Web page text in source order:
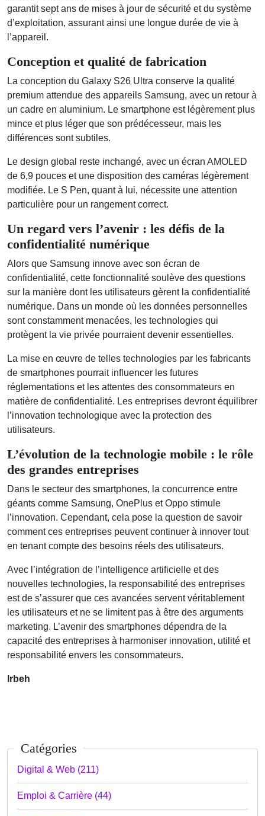
garantit sept ans de mises à jour de sécurité et du système
d’exploitation, assurant ainsi une longue durée de vie à
l’appareil.
Conception et qualité de fabrication
La conception du Galaxy S26 Ultra conserve la qualité
premium attendue des appareils Samsung, avec un retour à
un cadre en aluminium. Le smartphone est légèrement plus
mince et plus léger que son prédécesseur, mais les
différences sont subtiles.
Le design global reste inchangé, avec un écran AMOLED
de 6,9 pouces et une disposition des caméras légèrement
modifiée. Le S Pen, quant à lui, nécessite une attention
particulière pour un rangement correct.
Un regard vers l’avenir : les défis de la
confidentialité numérique
Alors que Samsung innove avec son écran de
confidentialité, cette fonctionnalité soulève des questions
sur la manière dont les utilisateurs gèrent la confidentialité
numérique. Dans un monde où les données personnelles
sont constamment menacées, les technologies qui
protègent la vie privée pourraient devenir essentielles.
La mise en œuvre de telles technologies par les fabricants
de smartphones pourrait influencer les futures
réglementations et les attentes des consommateurs en
matière de confidentialité. Les entreprises devront équilibrer
l’innovation technologique avec la protection des
utilisateurs.
L’évolution de la technologie mobile : le rôle
des grandes entreprises
Dans le secteur des smartphones, la concurrence entre
géants comme Samsung, OnePlus et Oppo stimule
l’innovation. Cependant, cela pose la question de savoir
comment ces entreprises peuvent continuer à innover tout
en tenant compte des besoins réels des utilisateurs.
Avec l’intégration de l’intelligence artificielle et des
nouvelles technologies, la responsabilité des entreprises
est de s’assurer que ces avancées servent véritablement
les utilisateurs et ne se limitent pas à être des arguments
marketing. L’avenir des smartphones dépendra de la
capacité des entreprises à harmoniser innovation, utilité et
responsabilité envers les consommateurs.
lrbeh
Catégories
Digital & Web (211)
Emploi & Carrière (44)